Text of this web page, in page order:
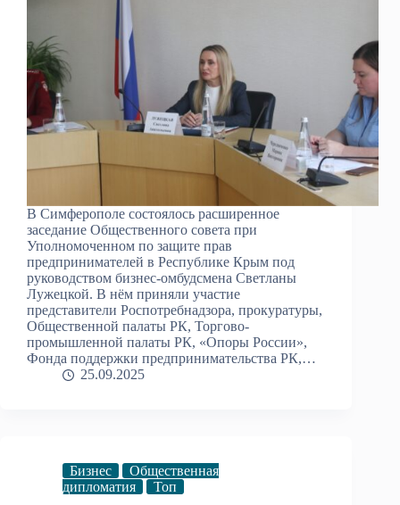
В Симферополе состоялось расширенное
заседание Общественного совета при
Уполномоченном по защите прав
предпринимателей в Республике Крым под
руководством бизнес-омбудсмена Светланы
Лужецкой. В нём приняли участие
представители Роспотребнадзора, прокуратуры,
Общественной палаты РК, Торгово-
промышленной палаты РК, «Опоры России»,
Фонда поддержки предпринимательства РК,…
25.09.2025
Бизнес
Общественная
дипломатия
Топ